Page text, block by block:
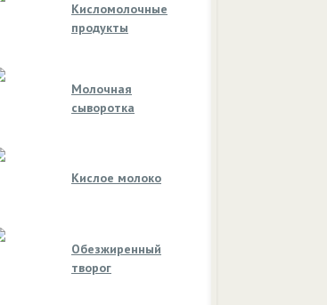
Кисломолочные
продукты
Молочная
сыворотка
Кислое молоко
Обезжиренный
творог